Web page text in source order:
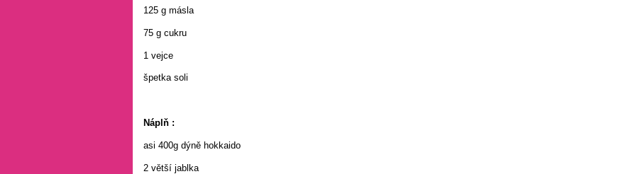
125 g másla
75 g cukru
1 vejce
špetka soli
Náplň :
asi 400g dýně hokkaido
2 větší jablka